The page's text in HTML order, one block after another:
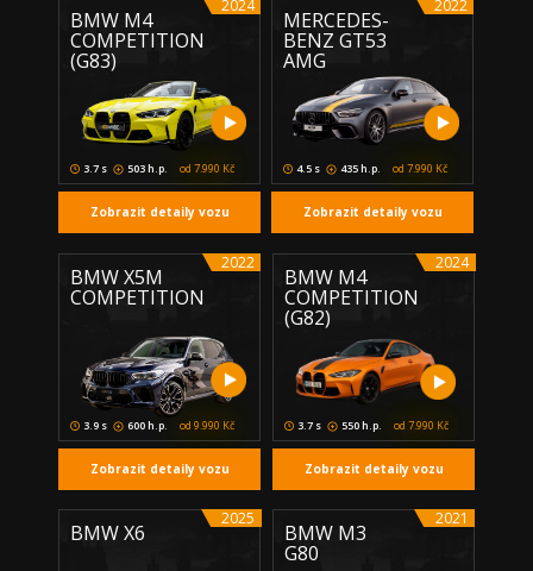
MERCEDES-
BENZ GT53
AMG
od 7.990 Kč
4.5 s 435 h.p.
2022
Zobrazit detaily vozu
BMW M4
COMPETITION
(G83)
od 7.990 Kč
3.7 s 503 h.p.
2024
Zobrazit detaily vozu
BMW X5M
COMPETITION
od 9.990 Kč
3.9 s 600 h.p.
2022
Zobrazit detaily vozu Zobrazit detaily vozu
BMW M4
COMPETITION
(G82)
3.7 s 550 h.p.
2024
od 7.990 Kč
BMW X6
2025
BMW M3
G80
2021